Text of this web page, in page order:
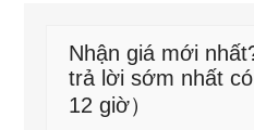
Nhận giá mới
trả lời sớm nhất
12 giờ）